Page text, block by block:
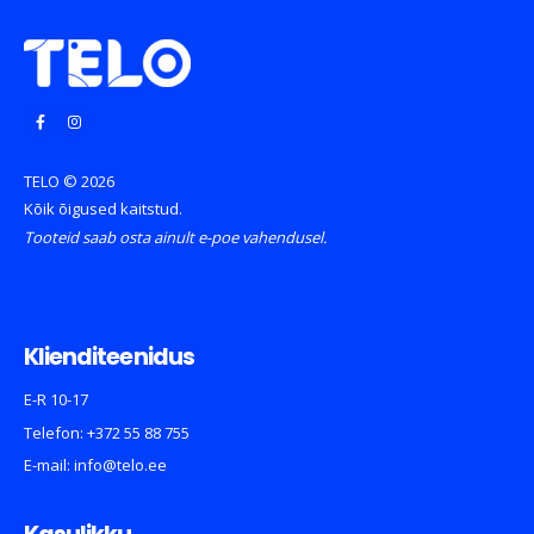
TELO © 2026
Kõik õigused kaitstud.
Tooteid saab osta ainult e-poe vahendusel.
Klienditeenidus
E-R 10-17
Telefon: +372 55 88 755
E-mail: info@telo.ee